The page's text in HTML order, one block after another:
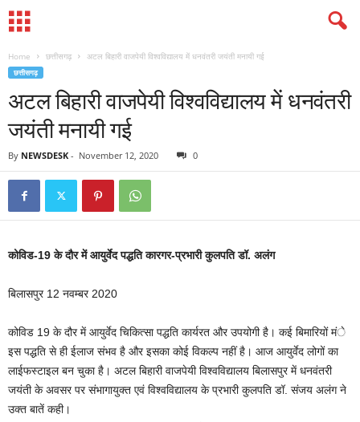
Home छत्तीसगढ़ अटल बिहारी वाजपेयी विश्वविद्यालय में धनवंतरी जयंती मनायी गई
छत्तीसगढ़
अटल बिहारी वाजपेयी विश्वविद्यालय में धनवंतरी
जयंती मनायी गई
By NEWSDESK - November 12, 2020 0
कोविड-19 के दौर में आयुर्वेद पद्धति कारगर-प्रभारी कुलपति डॉ. अलंग
बिलासपुर 12 नवम्बर 2020
कोविड 19 के दौर में आयुर्वेद चिकित्सा पद्धति कार्यरत और उपयोगी है। कई बिमारियों मंे
इस पद्धति से ही ईलाज संभव है और इसका कोई विकल्प नहीं है। आज आयुर्वेद लोगों का
लाईफस्टाइल बन चुका है। अटल बिहारी वाजपेयी विश्वविद्यालय बिलासपुर में धनवंतरी
जयंती के अवसर पर संभागायुक्त एवं विश्वविद्यालय के प्रभारी कुलपति डॉ. संजय अलंग ने
उक्त बातें कही।